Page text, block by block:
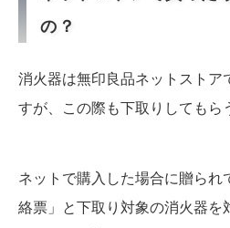
の？
消火器は無印良品ネットストア
すが、この際も下取りしてもら
ネットで購入した場合に贈られ
絡票」と下取り対象の消火器を